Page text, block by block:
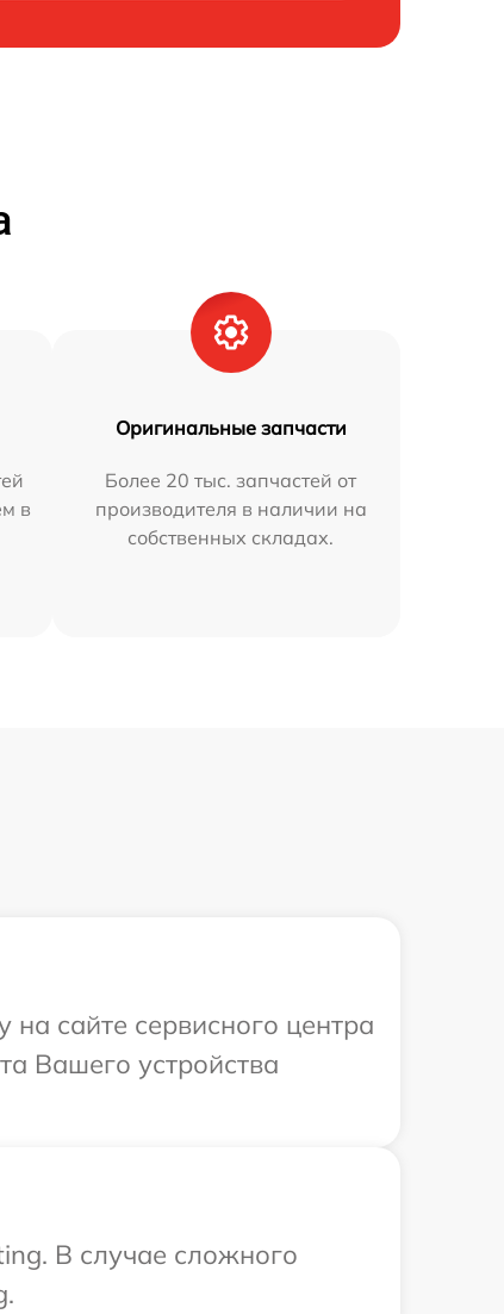
в
Оригинальные запчасти
Более 20 тыс. запчастей от
производителя в наличии на
собственных складах.
сайте сервисного центра
Вашего устройства
В случае сложного